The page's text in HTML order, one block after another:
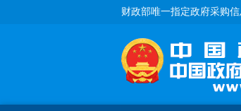
财政部唯一指定政府采购